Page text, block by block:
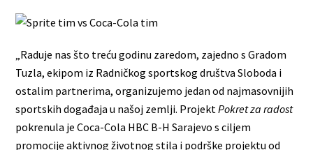
„Raduje nas što treću godinu zaredom, zajedno s Gradom
Tuzla, ekipom iz Radničkog sportskog društva Sloboda i
ostalim partnerima, organizujemo jedan od najmasovnijih
sportskih događaja u našoj zemlji. ProjektPokret za radost
pokrenula je Coca-Cola HBC B-H Sarajevo s ciljem
promocije aktivnog životnog stila i podrške projektu od